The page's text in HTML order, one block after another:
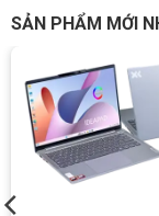
SẢN PHẨM MỚI